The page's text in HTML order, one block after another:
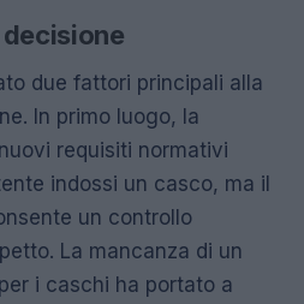
due fattori principali alla
In primo luogo, la
requisiti normativi
indossi un casco, ma il
un controllo
La mancanza di un
i caschi ha portato a